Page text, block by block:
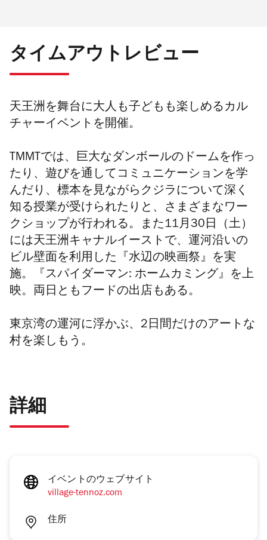
タイムアウトレビュー
天王洲を舞台に大人も子どもも楽しめるカル
チャーイベントを開催。
TMMTでは、巨大なダンボールのドームを作っ
たり、 遊びを通してコミュニケーションを学
んだり、標本を見ながらクジラについて深く
知る授業が受けられたりと、さまざまなワー
クショップが行われる。また11月30日（土）
には天王洲キャナルイーストで、運河沿いの
ビル壁面を利用した『水辺の映画祭』を実
施。『 スパイダーマン: ホームカミング 』を上
映。両日ともフードの出店もある。
東京湾の運河に浮かぶ、2日間だけのアートな
村を楽しもう。
詳細
イベントのウェブサイト
village-tennoz.com
住所